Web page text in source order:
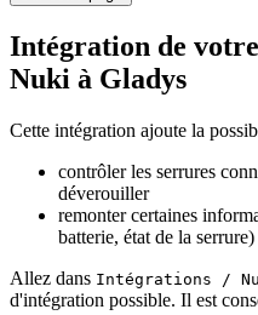
Intégration de
Nuki à Gladys
Cette intégration ajoute la
contrôler les serrures
déverouiller
remonter certaines
batterie, état de la serrure)
Allez dans Intégrations /
d'intégration possible. Il est